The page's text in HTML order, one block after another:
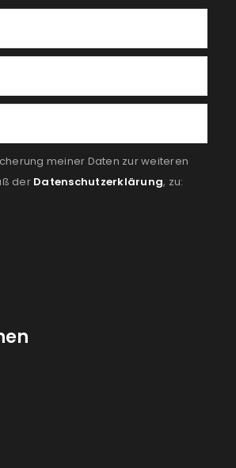
meiner Daten zur weiteren
der Datenschutzerklärung, zu: